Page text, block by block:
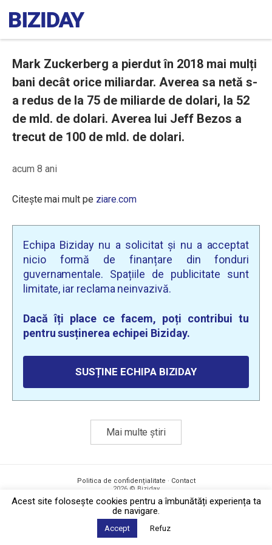
Mark Zuckerberg a pierdut în 2018 mai mulți
bani decât orice miliardar. Averea sa netă s-
a redus de la 75 de miliarde de dolari, la 52
de mld. de dolari. Averea lui Jeff Bezos a
trecut de 100 de mld. de dolari.
acum 8 ani
Citește mai mult pe ziare.com
Echipa Biziday nu a solicitat și nu a acceptat
nicio formă de finanțare din fonduri
guvernamentale. Spațiile de publicitate sunt
limitate, iar reclama neinvazivă.
Dacă îți place ce facem, poți contribui tu
pentru susținerea echipei Biziday.
SUSȚINE ECHIPA BIZIDAY
Mai multe știri
Politica de confidențialitate · Contact
2026 © Biziday
Acest site foloseşte cookies pentru a îmbunătăți experiența ta
de navigare.
Accept Refuz